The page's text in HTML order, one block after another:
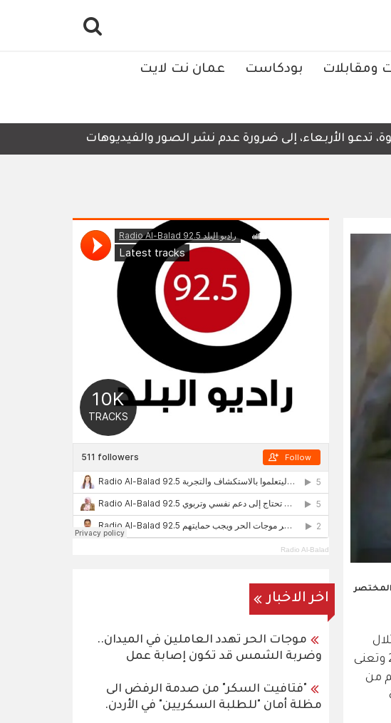
ومقابلات بودكاست عمان نت لايت
الأربعاء، إلى ضرورة عدم نشر الصور والفيديوهات التي لا تحتوي على
المختصر
تقع وحدة إدارة تطوير المشاريع التابعة لبلدية السلط الكبرى والتي أنشأت في عام 2004 وتعنى
من
Radio Al-Balad
اخر الاخبار
موجات الحر تهدد العاملين في الميدان..
وضربة الشمس قد تكون إصابة عمل
"فتافيت السكر" من صدمة الرفض الى
مظلة أمان "للطلبة السكريين" في الأردن.